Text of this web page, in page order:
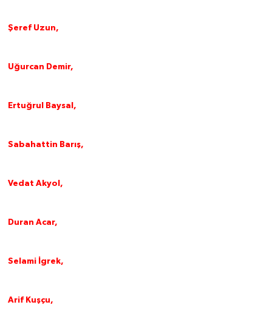
Şeref Uzun,
Uğurcan Demir,
Ertuğrul Baysal,
Sabahattin Barış,
Vedat Akyol,
Duran Acar,
Selami İgrek,
Arif Kuşçu,